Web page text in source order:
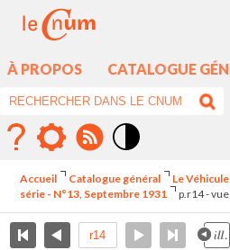
À PROPOS CATALOGUE
élévé
Accueil Catalogue général Le
série - N°13, Septembre 1931
p.r14 -